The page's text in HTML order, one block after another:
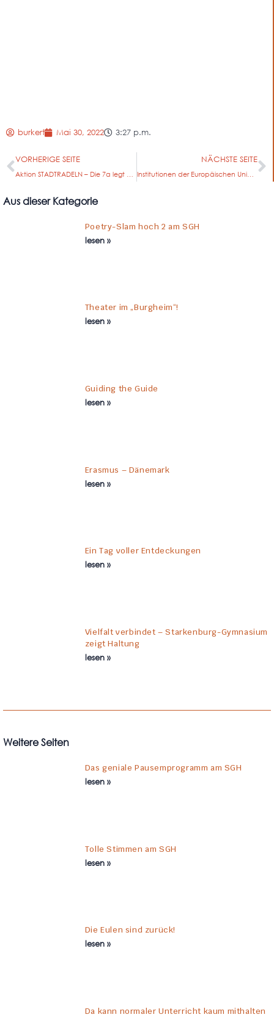
burkert Mai 30, 2022 3:27 p.m.
VORHERIGE SEITE
Aktion STADTRADELN – Die 7a legt vor
NÄCHSTE SEITE
Institutionen der Europäischen Union besuchen das Starkenburg!
Aus dieser Kategorie
Poetry-Slam hoch 2 am SGH
lesen »
Theater im „Burgheim“!
lesen »
Guiding the Guide
lesen »
Erasmus – Dänemark
lesen »
Ein Tag voller Entdeckungen
lesen »
Vielfalt verbindet – Starkenburg-Gymnasium
zeigt Haltung
lesen »
Weitere Seiten
Das geniale Pausemprogramm am SGH
lesen »
Tolle Stimmen am SGH
lesen »
Die Eulen sind zurück!
lesen »
Da kann normaler Unterricht kaum mithalten